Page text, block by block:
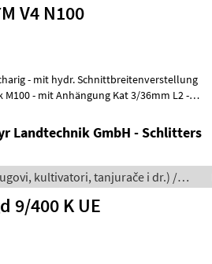
V4 N100
- mit Anhängung Kat 3/36mm L2 -
Landtechnik GmbH - Schlitters
kultivatori, tanjurače i dr.) /
9/400 K UE